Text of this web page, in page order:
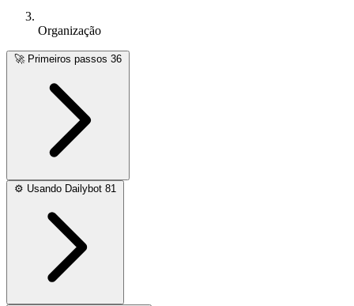
Organização
🚀 Primeiros passos 36
⚙️ Usando Dailybot 81